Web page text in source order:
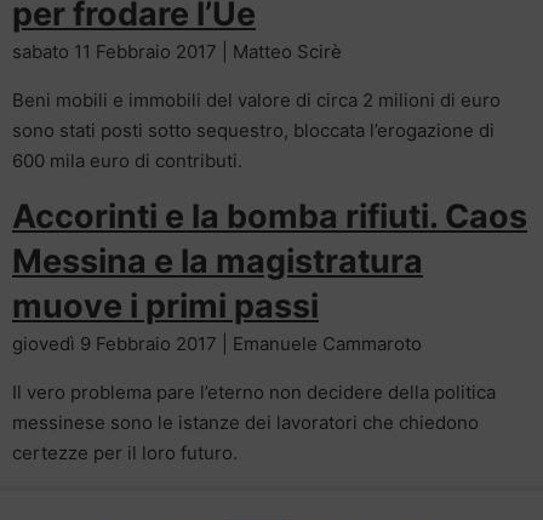
per frodare l’Ue
sabato 11 Febbraio 2017 | Matteo Scirè
Beni mobili e immobili del valore di circa 2 milioni di euro
sono stati posti sotto sequestro, bloccata l’erogazione di
600 mila euro di contributi.
Accorinti e la bomba rifiuti. Caos
Messina e la magistratura
muove i primi passi
giovedì 9 Febbraio 2017 | Emanuele Cammaroto
Il vero problema pare l’eterno non decidere della politica
messinese sono le istanze dei lavoratori che chiedono
certezze per il loro futuro.